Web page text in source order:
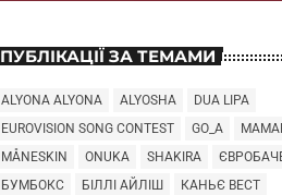
ПУБЛІКАЦІЇ ЗА ТЕМАМИ
ALYONA ALYONA ALYOSHA
DUA LIPA
EUROVISION SONG CONTEST
GO_A
MÅNESKIN
ONUKA SHAKIRA
БУМБОКС
БІЛЛІ АЙЛІШ
КАНЬЄ ВЕСТ